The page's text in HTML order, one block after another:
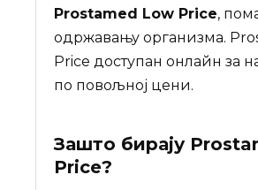
Prostamed Low Price,
одржавању организма.
Price доступан онлайн за
по повољној цени.
Зашто бирају
Price?